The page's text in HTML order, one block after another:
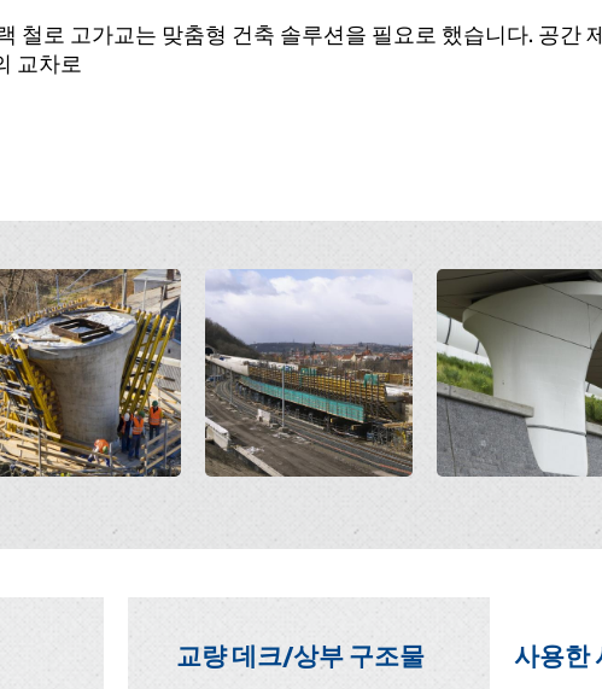
철로 고가교는 맞춤형 건축 솔루션을 필요로 했습니다. 공간
교차로
Open Open
교량 데크/상부 구조물 사용한